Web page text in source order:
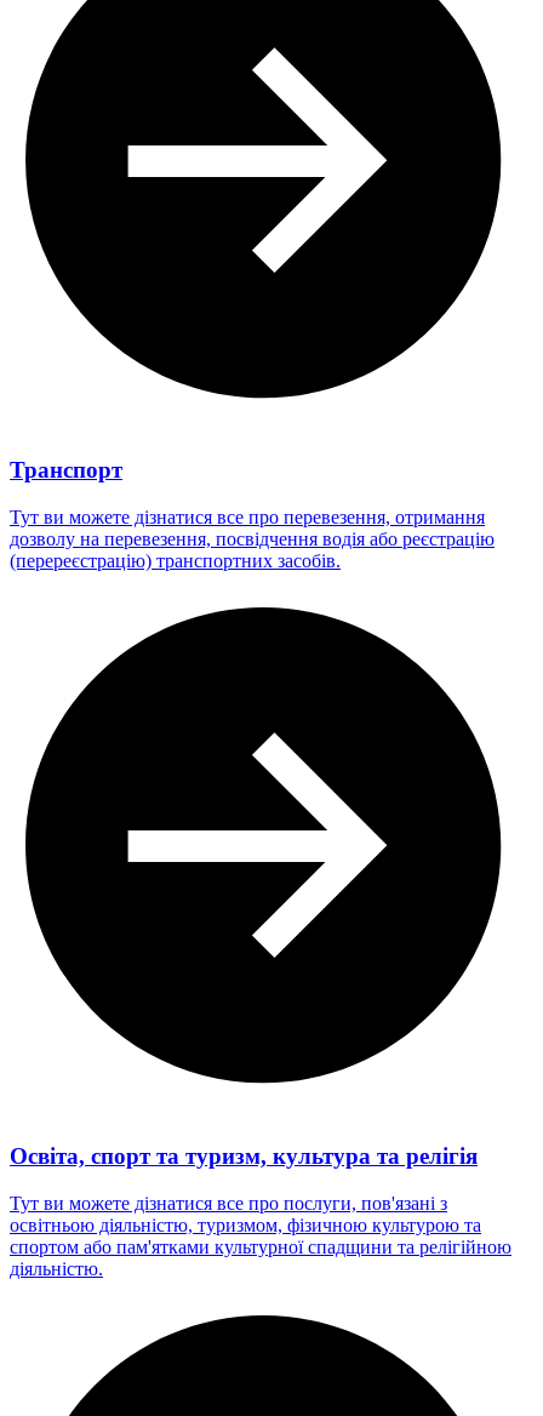
Транспорт
Тут ви можете дізнатися все про перевезення, отримання
дозволу на перевезення, посвідчення водія або реєстрацію
(перереєстрацію) транспортних засобів.
Освіта, спорт та туризм, культура та релігія
Тут ви можете дізнатися все про послуги, пов'язані з
освітньою діяльністю, туризмом, фізичною культурою та
спортом або пам'ятками культурної спадщини та релігійною
діяльністю.